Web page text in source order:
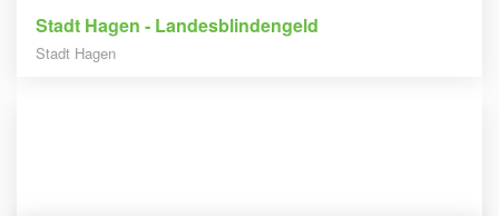
Stadt Hagen - Landesblindengeld
Stadt Hagen